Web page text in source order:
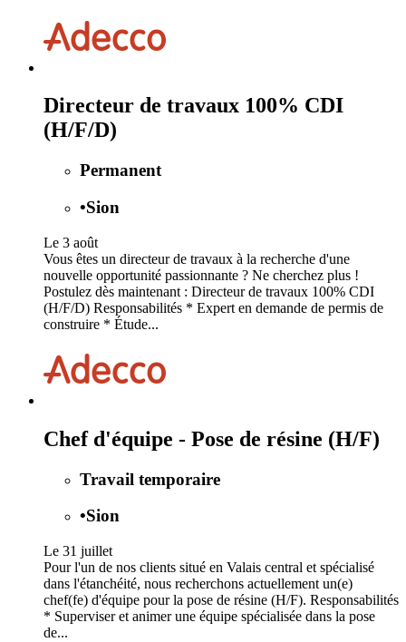
Directeur de travaux 100% CDI
(H/F/D)
Permanent
•Sion
Le 3 août
Vous êtes un directeur de travaux à la recherche d'une
nouvelle opportunité passionnante ? Ne cherchez plus !
Postulez dès maintenant : Directeur de travaux 100% CDI
(H/F/D) Responsabilités * Expert en demande de permis de
construire * Étude...
Chef d'équipe - Pose de résine (H/F)
Travail temporaire
•Sion
Le 31 juillet
Pour l'un de nos clients situé en Valais central et spécialisé
dans l'étanchéité, nous recherchons actuellement un(e)
chef(fe) d'équipe pour la pose de résine (H/F). Responsabilités
* Superviser et animer une équipe spécialisée dans la pose
de...